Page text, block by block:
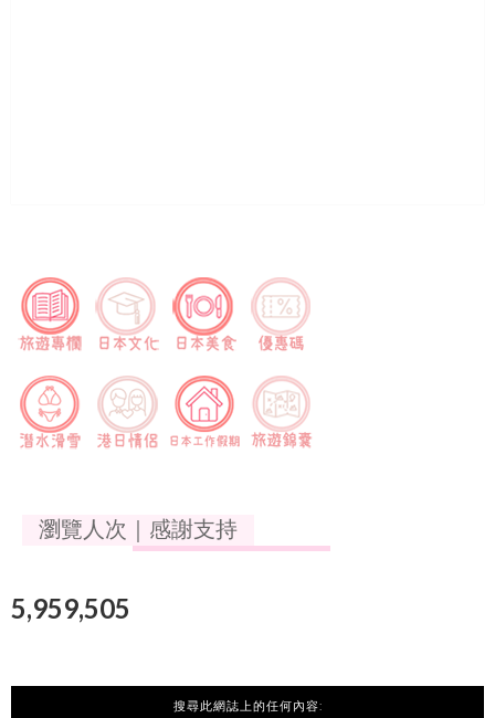
瀏覽人次｜感謝支持
5,959,505
搜尋此網誌上的任何內容: